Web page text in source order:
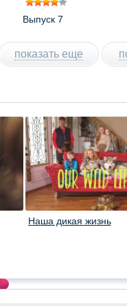
Выпуск 7
показать еще
Наша дикая жизнь